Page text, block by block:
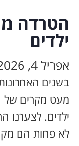
הטרדה
ילדים
אפריל 4, 2026
בשנים
מעט מקרים של
ילדים. לצערנו
לא פחות הם